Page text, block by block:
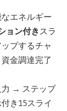
エネルギー
ョン付き スラ
プするチャ
金調達完了
力 → ステップ
き15スライ